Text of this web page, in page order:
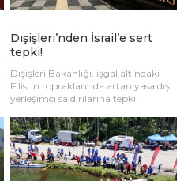
Dışişleri’nden İsrail’e sert
tepki!
Dışişleri Bakanlığı, işgal altındaki
Filistin topraklarında artan yasa dışı
yerleşimci saldırılarına tepki
hayatını kaybettiği saldırının İsrail’in
izlediği politikaların sonucu
olduğunu belirterek, uluslararası
toplumu faillerin hesap vermesi için
harekete geçmeye çağırdı.